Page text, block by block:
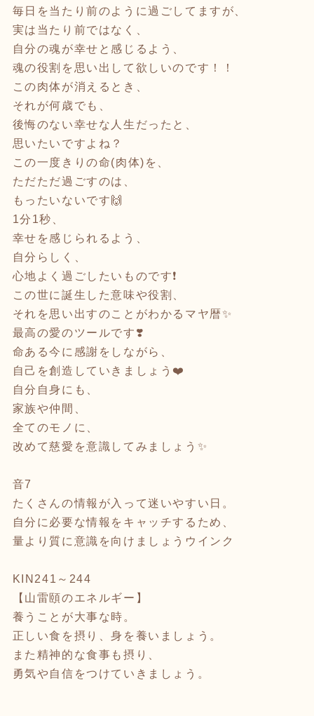
毎日を当たり前のように過ごしてますが、
実は当たり前ではなく、
自分の魂が幸せと感じるよう、
魂の役割を思い出して欲しいのです！！
この肉体が消えるとき、
それが何歳でも、
後悔のない幸せな人生だったと、
思いたいですよね？
この一度きりの命(肉体)を、
ただただ過ごすのは、
もったいないです🙌
1分1秒、
幸せを感じられるよう、
自分らしく、
心地よく過ごしたいものです❗️
この世に誕生した意味や役割、
それを思い出すのことがわかるマヤ暦✨
最高の愛のツールです❣️
命ある今に感謝をしながら、
自己を創造していきましょう❤️
自分自身にも、
家族や仲間、
全てのモノに、
改めて慈愛を意識してみましょう✨
音7
たくさんの情報が入って迷いやすい日。
自分に必要な情報をキャッチするため、
量より質に意識を向けましょうウインク
KIN241～244
【山雷頤のエネルギー】
養うことが大事な時。
正しい食を摂り、身を養いましょう。
また精神的な食事も摂り、
勇気や自信をつけていきましょう。